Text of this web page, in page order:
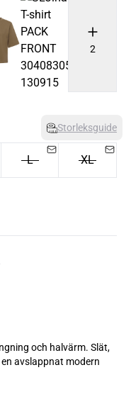
2
Storleksguide
L XL
och halvärm. Slät,
avslappnat modern